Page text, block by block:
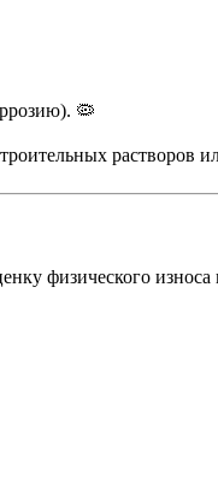
🦠
растворов
физического